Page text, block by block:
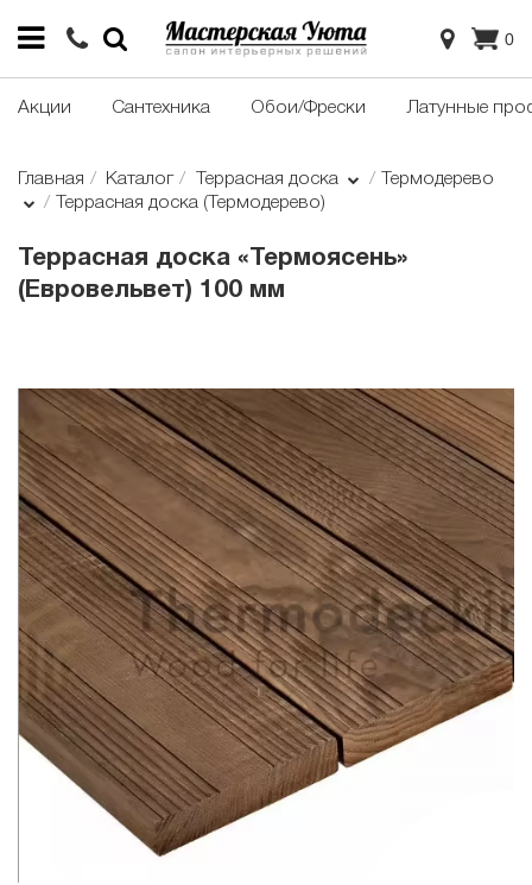
0
Акции Сантехника Обои/Фрески Латунные
Главная Каталог Террасная доска
Термодерево
Террасная доска (Термодерево)
Террасная доска «Термоясень»
(Евровельвет) 100 мм